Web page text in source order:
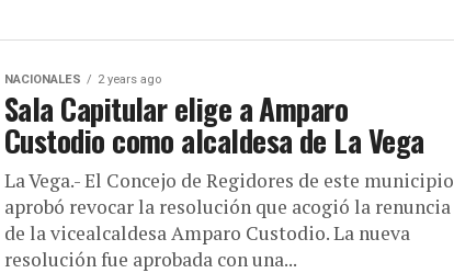
NACIONALES 2 years ago
Sala Capitular elige a Amparo
Custodio como alcaldesa de La Vega
La Vega.- El Concejo de Regidores de este municipio
aprobó revocar la resolución que acogió la renuncia
de la vicealcaldesa Amparo Custodio. La nueva
resolución fue aprobada con una...